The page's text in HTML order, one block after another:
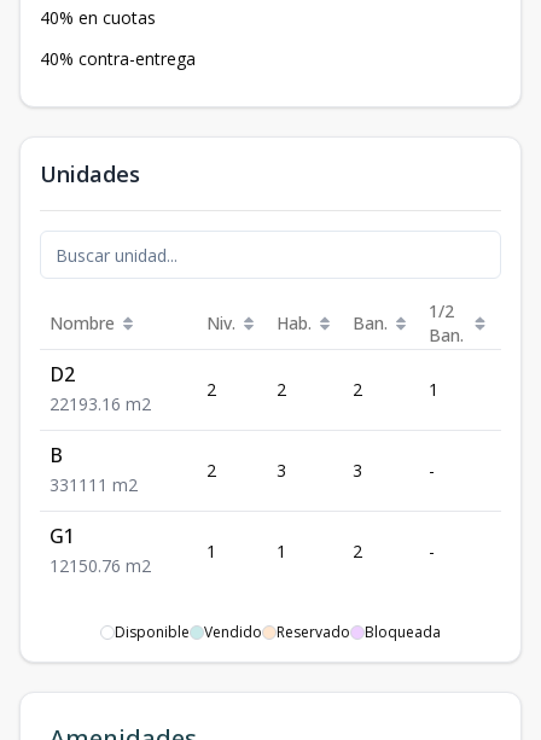
40% en cuotas
40% contra-entrega
Unidades
Nombre Niv. Hab. Ban.
1/2
Ban.
D2
221 93.16 m2
2 2 2 1
B
331 111 m2
2 3 3 -
G1
1 21 50.76 m2
1 1 2 -
Disponible Vendido Reservado Bloqueada